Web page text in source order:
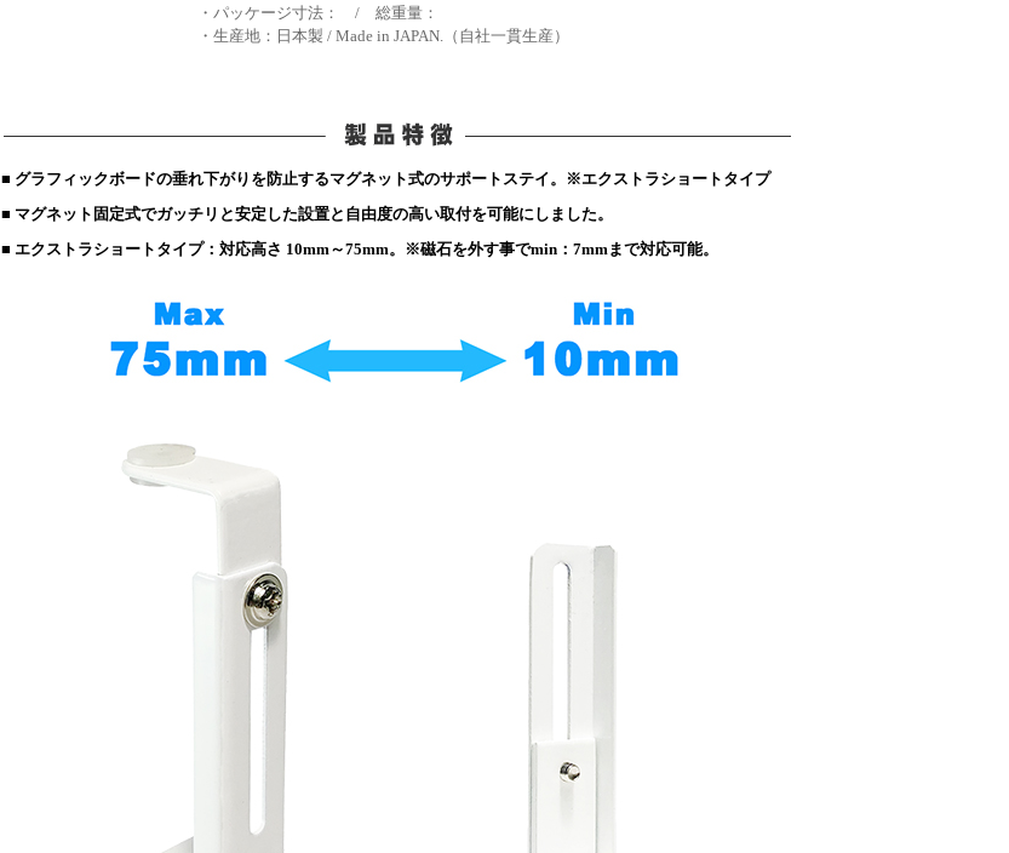
・パッケージ寸法： / 総重量：
・生産地：日本製 / Made in JAPAN.（自社一貫生産）
■ グラフィックボードの垂れ下がりを防止するマグネット式のサポートステイ。※エクストラショートタイプ
■ マグネット固定式でガッチリと安定した設置と自由度の高い取付を可能にしました。
■ エクストラショートタイプ：対応高さ 10mm～75mm。※磁石を外す事でmin：7mmまで対応可能。